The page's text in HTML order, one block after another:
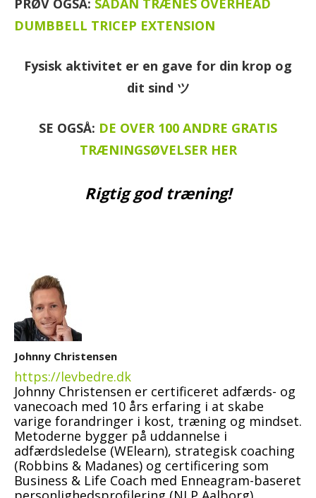
DUMBBELL TRICEP EXTENSION
Fysisk aktivitet er en gave for din krop og
dit sind ツ
SE OGSÅ: DE OVER 100 ANDRE GRATIS
TRÆNINGSØVELSER HER
Rigtig god træning!
Johnny Christensen
https://levbedre.dk
Johnny Christensen er certificeret adfærds- og
vanecoach med 10 års erfaring i at skabe
varige forandringer i kost, træning og mindset.
Metoderne bygger på uddannelse i
adfærdsledelse (WElearn), strategisk coaching
(Robbins & Madanes) og certificering som
Business & Life Coach med Enneagram-baseret